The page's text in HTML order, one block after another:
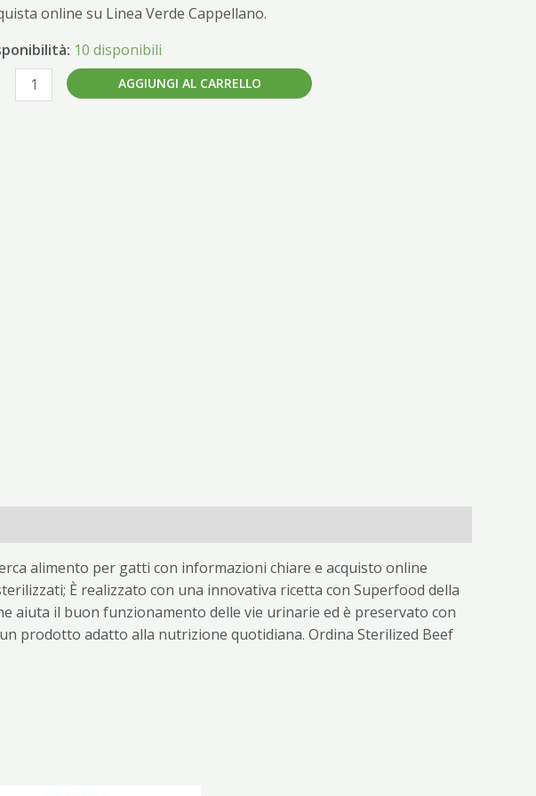
online su Linea Verde Cappellano.
10 disponibili
AGGIUNGI AL CARRELLO
alimento per gatti con informazioni chiare e acquisto online
È realizzato con una innovativa ricetta con Superfood della
aiuta il buon funzionamento delle vie urinarie ed è preservato con
prodotto adatto alla nutrizione quotidiana. Ordina Sterilized Beef
Il